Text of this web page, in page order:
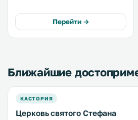
красивый сад у озера и номера с
видом на озеро или горы. Отель
Tsamis находится в 4 км от города
Перейти →
Ближайшие
КАСТОРИЯ
Церковь святого Стефана